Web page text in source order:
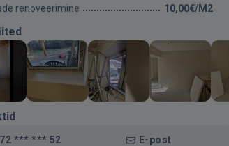
renoveerimine 10,00€/M2
*** *** 52 E-post